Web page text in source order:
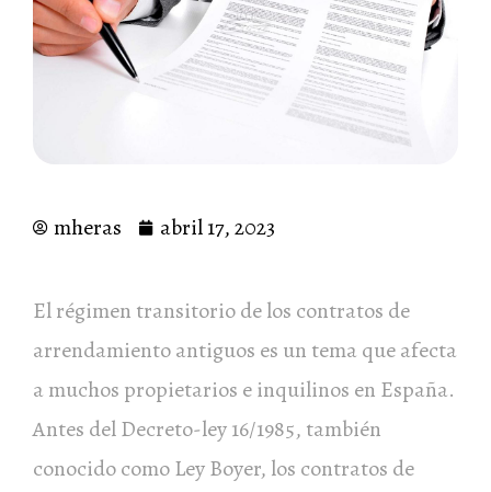
mheras abril 17, 2023
El régimen transitorio de los contratos de
arrendamiento antiguos es un tema que afecta
a muchos propietarios e inquilinos en España.
Antes del Decreto-ley 16/1985, también
conocido como Ley Boyer, los contratos de